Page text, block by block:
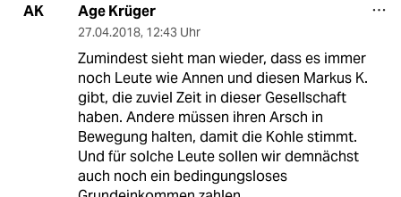
AK Age Krüger
27.04.2018, 12:43 Uhr
Zumindest sieht man wieder, dass es immer
noch Leute wie Annen und diesen Markus K.
gibt, die zuviel Zeit in dieser Gesellschaft
haben. Andere müssen ihren Arsch in
Bewegung halten, damit die Kohle stimmt.
Und für solche Leute sollen wir demnächst
auch noch ein bedingungsloses